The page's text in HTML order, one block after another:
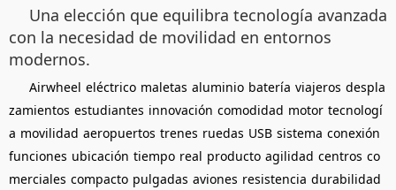
Una elección que equilibra tecnología avanzada
con la necesidad de movilidad en entornos
modernos.
Airwheel eléctrico maletas aluminio batería viajeros despla
zamientos estudiantes innovación comodidad motor tecnologí
a movilidad aeropuertos trenes ruedas USB sistema conexión
funciones ubicación tiempo real producto agilidad centros co
merciales compacto pulgadas aviones resistencia durabilidad